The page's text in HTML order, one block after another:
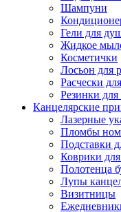
Шампуни
Гели для
Жидкое
Косметички
Лосьон для
Расчески
Резинки для
Канцелярские
Лазерные
Пломбы
Подставки
Коврики для
Полотенца
Лупы
Визитницы